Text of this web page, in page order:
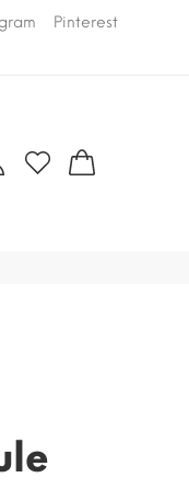
OFFERTEdans un
Pinterest